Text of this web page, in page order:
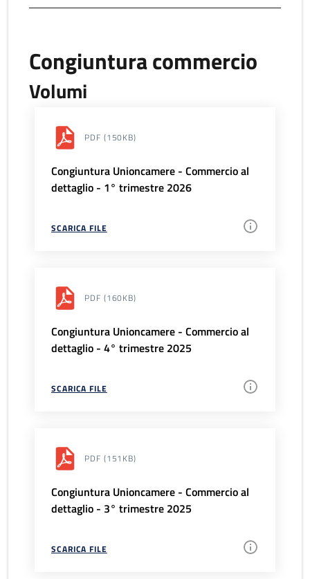
Congiuntura commercio
Volumi
PDF (150KB)
Congiuntura Unioncamere - Commercio al
dettaglio - 1° trimestre 2026
SCARICA FILE
PDF (160KB)
Congiuntura Unioncamere - Commercio al
dettaglio - 4° trimestre 2025
SCARICA FILE
PDF (151KB)
Congiuntura Unioncamere - Commercio al
dettaglio - 3° trimestre 2025
SCARICA FILE